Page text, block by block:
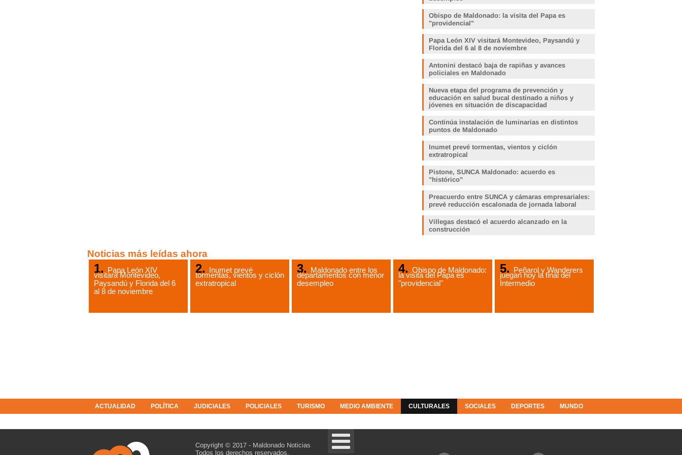
Obispo de Maldonado: la visita del Papa es
"providencial"
Papa León XIV visitará Montevideo, Paysandú y
Florida del 6 al 8 de noviembre
Antonini destacó baja de rapiñas y avances
policiales en Maldonado
Nueva etapa del programa de prevención y
educación en salud bucal destinado a niños y
jóvenes en situación de discapacidad
Continúa instalación de luminarias en distintos
puntos de Maldonado
Inumet prevé tormentas, vientos y ciclón
extratropical
Pistone, SUNCA Maldonado: acuerdo es
"histórico"
Preacuerdo entre SUNCA y cámaras empresariales:
prevé reducción escalonada de jornada laboral
Villegas destacó el acuerdo alcanzado en la
construcción
Noticias más leídas ahora
Papa León XIV
visitará Montevideo,
Paysandú y Florida del 6
al 8 de noviembre
Inumet prevé
tormentas, vientos y ciclón
extratropical
Maldonado entre los
departamentos con menor
desempleo
Obispo de Maldonado:
la visita del Papa es
"providencial"
Peñarol y Wanderers
juegan hoy la final del
Intermedio
ACTUALIDAD POLÍTICA JUDICIALES POLICIALES TURISMO MEDIO AMBIENTE CULTURALES SOCIALES DEPORTES MUNDO
Copyright © 2017 - Maldonado Noticias
Todos los derechos reservados.